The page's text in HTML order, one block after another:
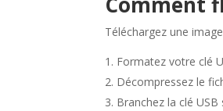
Téléchargez une
Formatez votre clé
Décompressez le
Branchez la clé